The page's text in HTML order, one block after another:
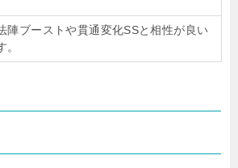
陣ブーストや貫通変化SSと相性が良い
。